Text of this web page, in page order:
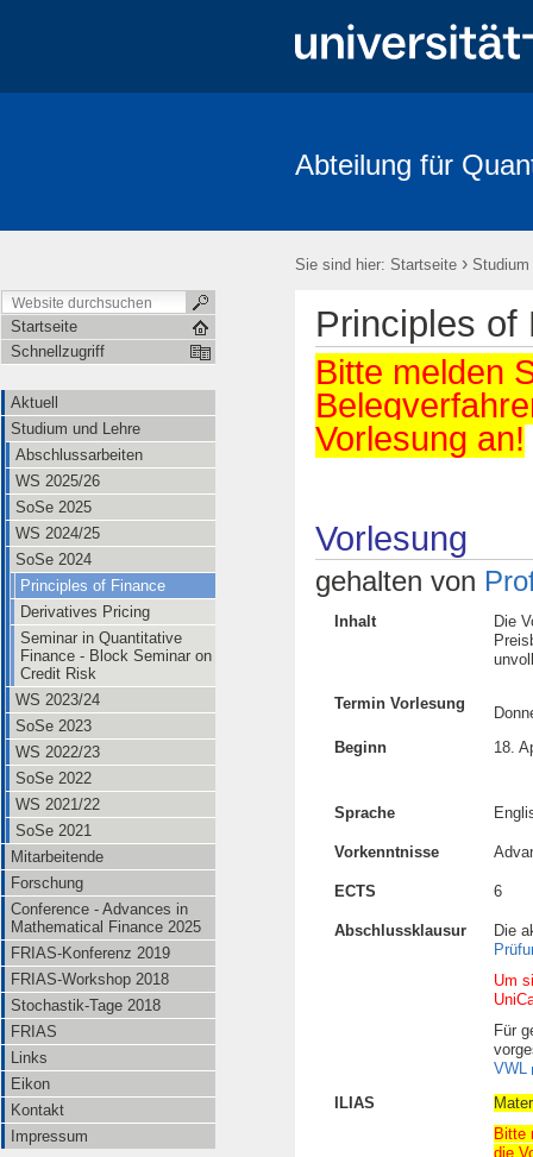
Stochastik-Tage 2018 FRIAS
Abteilung für
Sie sind hier: Startseite › Studium
Startseite
Schnellzugriff
Aktuell
Studium und Lehre
Abschlussarbeiten
WS 2025/26
SoSe 2025
WS 2024/25
SoSe 2024
Principles of Finance
Derivatives Pricing
Seminar in Quantitative
Finance - Block Seminar on
Credit Risk
WS 2023/24
SoSe 2023
WS 2022/23
SoSe 2022
WS 2021/22
SoSe 2021
Mitarbeitende
Forschung
Conference - Advances in
Mathematical Finance 2025
FRIAS-Konferenz 2019
FRIAS-Workshop 2018
Stochastik-Tage 2018
FRIAS
Links
Eikon
Kontakt
Impressum
Principles of
Bitte melden
Vorlesung an!
Vorlesung
gehalten von
Inhalt
Die
Termin Vorlesung
Beginn
18.
Sprache
Vorkenntnisse
ECTS 6
Abschlussklausur
Die
Um
Für
VWL
ILIAS
Bitte
die